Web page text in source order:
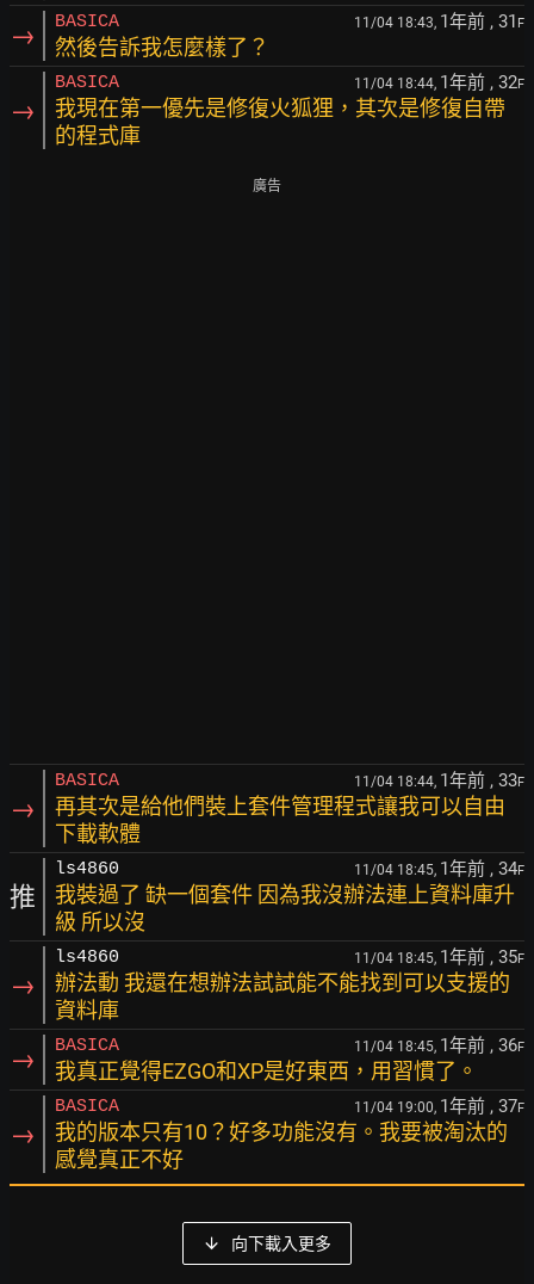
→ BASICA 11/04 18:43, 1年前 , 31 F
然後告訴我怎麼樣了？
→
BASICA 11/04 18:44, 1年前 , 32F
我現在第一優先是修復火狐狸，其次是修復自帶
的程式庫
廣告
→
BASICA 11/04 18:44, 1年前 , 33F
再其次是給他們裝上套件管理程式讓我可以自由
下載軟體
推
ls4860 11/04 18:45, 1年前 , 34F
我裝過了 缺一個套件 因為我沒辦法連上資料庫升
級 所以沒
→
ls4860 11/04 18:45, 1年前 , 35F
辦法動 我還在想辦法試試能不能找到可以支援的
資料庫
→ BASICA 11/04 18:45, 1年前 , 36F
我真正覺得EZGO和XP是好東西，用習慣了。
→
BASICA 11/04 19:00, 1年前 , 37F
我的版本只有10？好多功能沒有。我要被淘汰的
感覺真正不好
向下載入更多